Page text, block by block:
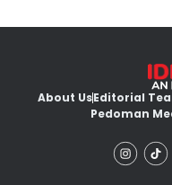
About UsEditorial
Pedoman